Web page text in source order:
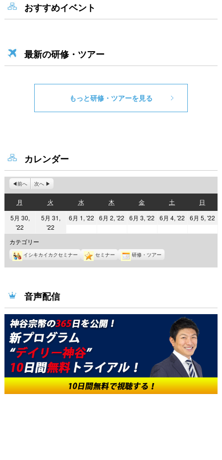
おすすめイベント
最新の研修・ツアー
もっと研修・ツアーを見る
カレンダー
前へ 次へ
月
曜
日
火
曜
日
水水
曜
日
木
曜
日
金金
曜
日
土
曜
日
日
曜
日
5月 30,
'22
年
5
月
30
5月 31,
'22
5
月
31
6月 1, '222022
月
1
日
6月 2, '22
2022
月
2
日
6月 3, '22
2022
月
日
6月 4, '22
2022
日
6月 5, '22
日
カテゴリー
イシキカイカクセミナー セミナー 研修・ツアー
音声配信